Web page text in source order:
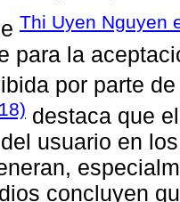
Thi Uyen Nguyen
para la
por parte
destaca que
usuario en
concluyen